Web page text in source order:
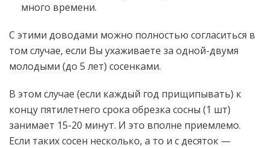
много времени.
С этими доводами можно полностью согласиться в
том случае, если Вы ухаживаете за одной-двумя
молодыми (до 5 лет) сосенками.
В этом случае (если каждый год прищипывать) к
концу пятилетнего срока обрезка сосны (1 шт)
занимает 15-20 минут. И это вполне приемлемо.
Если таких сосен несколько, а то и с десяток —